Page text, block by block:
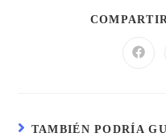
TAMBIÉN PODRÍA